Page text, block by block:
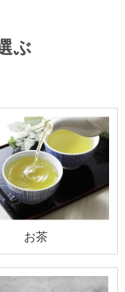
ぶ
お茶